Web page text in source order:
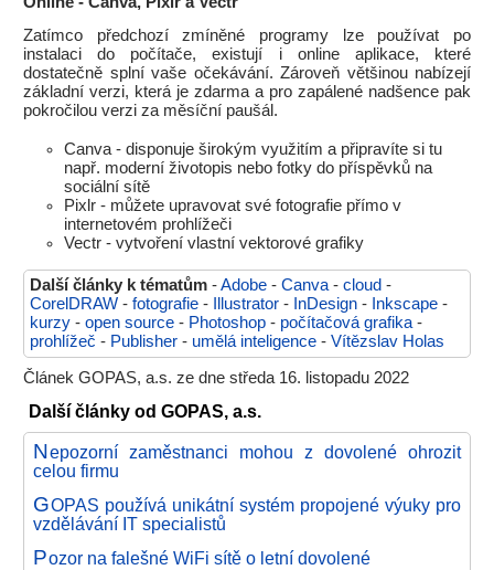
Zatímco předchozí zmíněné programy lze používat po
instalaci do počítače, existují i online aplikace, které
dostatečně splní vaše očekávání. Zároveň většinou nabízejí
základní verzi, která je zdarma a pro zapálené nadšence pak
pokročilou verzi za měsíční paušál.
Canva - disponuje širokým využitím a připravíte si tu
např. moderní životopis nebo fotky do příspěvků na
sociální sítě
Pixlr - můžete upravovat své fotografie přímo v
internetovém prohlížeči
Vectr - vytvoření vlastní vektorové grafiky
Další články k tématům -Adobe - Canva - cloud -
CorelDRAW - fotografie - Illustrator - InDesign - Inkscape -
kurzy - open source - Photoshop - počítačová grafika -
prohlížeč - Publisher - umělá inteligence - Vítězslav Holas
Článek GOPAS, a.s. ze dne středa 16. listopadu 2022
Další články od GOPAS, a.s.
Nepozorní zaměstnanci mohou z dovolené ohrozit
celou firmu
GOPAS používá unikátní systém propojené výuky pro
vzdělávání IT specialistů
Pozor na falešné WiFi sítě o letní dovolené